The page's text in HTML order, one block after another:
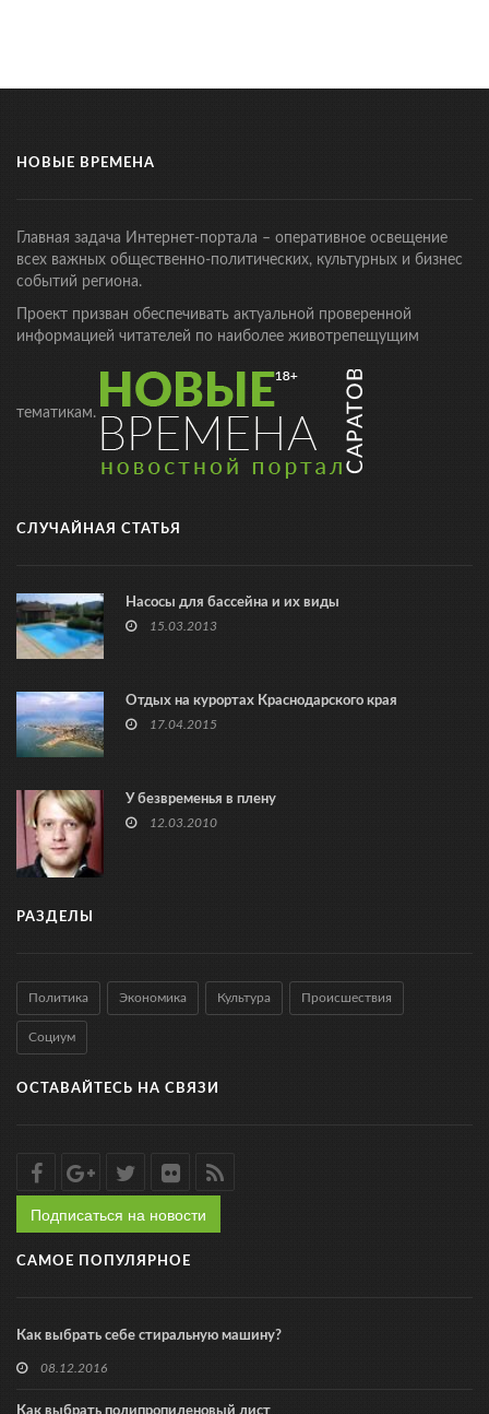
НОВЫЕ ВРЕМЕНА
Главная задача Интернет-портала – оперативное освещение
всех важных общественно-политических, культурных и бизнес
событий региона.
Проект призван обеспечивать актуальной проверенной
информацией читателей по наиболее животрепещущим
тематикам.
СЛУЧАЙНАЯ СТАТЬЯ
Насосы для бассейна и их виды
15.03.2013
Отдых на курортах Краснодарского края
17.04.2015
У безвременья в плену
12.03.2010
РАЗДЕЛЫ
Политика Экономика Культура Происшествия
Социум
ОСТАВАЙТЕСЬ НА СВЯЗИ
Подписаться на новости
САМОЕ ПОПУЛЯРНОЕ
Как выбрать себе стиральную машину?
08.12.2016
Как выбрать полипропиленовый лист